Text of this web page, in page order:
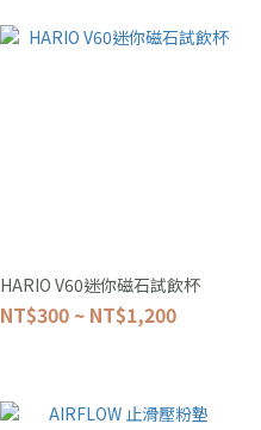
HARIO V60迷你磁石試飲杯
NT$300 ~ NT$1,200